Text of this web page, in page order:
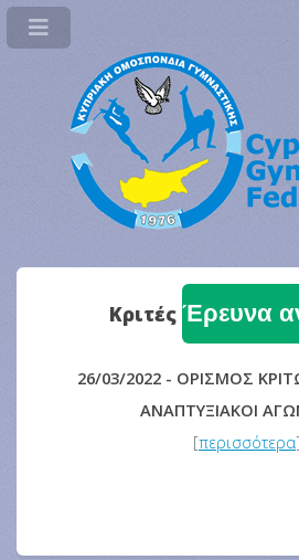
Κριτές Έρευνα
26/03/2022 - ΟΡΙΣΜΟΣ
ΑΝΑΠΤΥΞΙΑΚΟΙ
[περισσότερα]